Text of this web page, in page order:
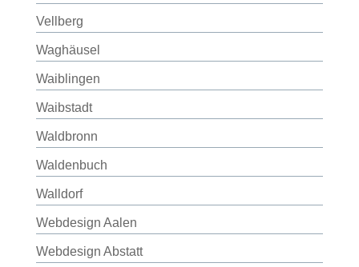
Vellberg
Waghäusel
Waiblingen
Waibstadt
Waldbronn
Waldenbuch
Walldorf
Webdesign Aalen
Webdesign Abstatt